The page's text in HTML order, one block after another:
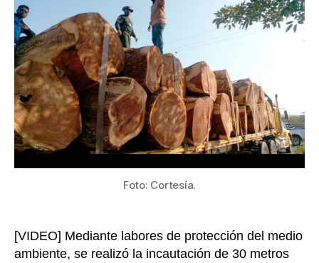
de
Foto: Cortesía.
[VIDEO] Mediante labores de protección del medio
ambiente, se realizó la incautación de 30 metros